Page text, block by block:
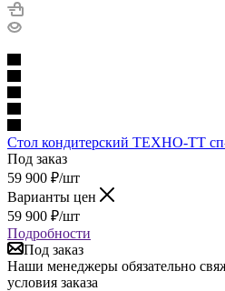
Стол кондитерский ТЕХНО-ТТ
Под заказ
59 900 ₽/шт
Варианты цен
59 900 ₽/шт
Подробности
Под заказ
Наши менеджеры обязательно
условия заказа